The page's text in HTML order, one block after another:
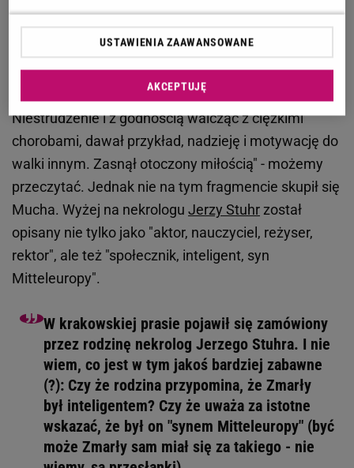
Mucha zamieścił w mediach społecznościowych
przedruk nekrologu Jerzego Stuhra. Jak
poinformował, znalazł go w krakowskiej prasie.
"Przeżył długie, piękne i twórcze życie.
Niestrudzenie i z godnością walcząc z ciężkimi
chorobami, dawał przykład, nadzieję i motywację do
walki innym. Zasnął otoczony miłością" - możemy
przeczytać. Jednak nie na tym fragmencie skupił się
Mucha. Wyżej na nekrologu Jerzy Stuhr został
opisany nie tylko jako "aktor, nauczyciel, reżyser,
rektor", ale też "społecznik, inteligent, syn
Mitteleuropy".
W krakowskiej prasie pojawił się zamówiony
przez rodzinę nekrolog Jerzego Stuhra. I nie
wiem, co jest w tym jakoś bardziej zabawne
(?): Czy że rodzina przypomina, że Zmarły
był inteligentem? Czy że uważa za istotne
wskazać, że był on "synem Mitteleuropy" (być
może Zmarły sam miał się za takiego - nie
USTAWIENIA ZAAWANSOWANE
AKCEPTUJĘ